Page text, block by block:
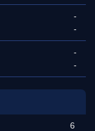
-
-
-
-
6